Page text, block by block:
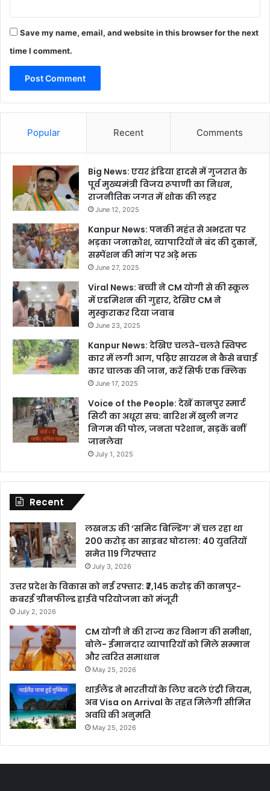
Save my name, email, and website in this browser for the next
time I comment.
Popular Recent Comments
Big News: एयर इंडिया हादसे में गुजरात के
पूर्व मुख्यमंत्री विजय रूपाणी का निधन,
राजनीतिक जगत में शोक की लहर
June 12, 2025
Kanpur News: पनकी महंत से अभद्रता पर
भड़का जनाक्रोश, व्यापारियों ने बंद की दुकानें,
सस्पेंशन की मांग पर अड़े भक्त
June 27, 2025
Viral News: बच्ची ने CM योगी से की स्कूल
में एडमिशन की गुहार, देखिए CM ने
मुस्कुराकर दिया जवाब
June 23, 2025
Kanpur News: देखिए चलते-चलते स्विफ्ट
कार में लगी आग, पढ़िए सायरन ने कैसे बचाई
कार चालक की जान, करें सिर्फ एक क्लिक
June 17, 2025
Voice of the People: देखें कानपुर स्मार्ट
सिटी का अधूरा सच: बारिश में खुली नगर
निगम की पोल, जनता परेशान, सड़कें बनीं
जानलेवा
July 1, 2025
Recent
लखनऊ की ‘समिट बिल्डिंग’ में चल रहा था
200 करोड़ का साइबर घोटाला: 40 युवतियों
समेत 119 गिरफ्तार
July 3, 2026
उत्तर प्रदेश के विकास को नई रफ्तार: ₹7,145 करोड़ की कानपुर-
कबरई ग्रीनफील्ड हाईवे परियोजना को मंजूरी
July 2, 2026
CM योगी ने की राज्य कर विभाग की समीक्षा,
बोले- ईमानदार व्यापारियों को मिले सम्मान
और त्वरित समाधान
May 25, 2026
थाईलैंड ने भारतीयों के लिए बदले एंट्री नियम,
अब Visa on Arrival के तहत मिलेगी सीमित
अवधि की अनुमति
May 25, 2026